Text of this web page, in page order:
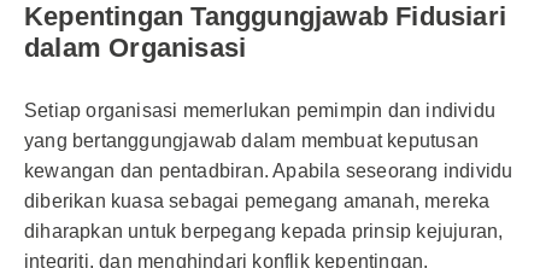
Kepentingan Tanggungjawab Fidusiari
dalam Organisasi
Setiap organisasi memerlukan pemimpin dan individu
yang bertanggungjawab dalam membuat keputusan
kewangan dan pentadbiran. Apabila seseorang individu
diberikan kuasa sebagai pemegang amanah, mereka
diharapkan untuk berpegang kepada prinsip kejujuran,
integriti, dan menghindari konflik kepentingan.